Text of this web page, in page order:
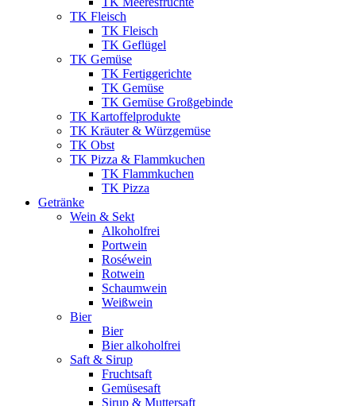
TK Fleisch
TK Fleisch
TK Geflügel
TK Gemüse
TK Fertiggerichte
TK Gemüse
TK Gemüse Großgebinde
TK Kartoffelprodukte
TK Kräuter & Würzgemüse
TK Obst
TK Pizza & Flammkuchen
TK Flammkuchen
TK Pizza
Getränke
Wein & Sekt
Alkoholfrei
Portwein
Roséwein
Rotwein
Schaumwein
Weißwein
Bier
Bier
Bier alkoholfrei
Saft & Sirup
Fruchtsaft
Gemüsesaft
Sirup & Muttersaft